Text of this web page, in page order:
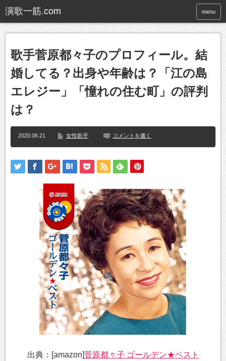
menu
歌手菅原都々子のプロフィール。結
婚してる？出身や年齢は？「江の島
エレジー」「憧れの住む町」の評判
は？
2020.06.21 女性歌手 コメントを書く
出典：[amazon]菅原都々子 ゴールデン★ベスト